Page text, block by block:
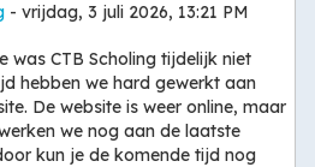
- vrijdag, 3 juli 2026, 13:21 PM
was CTB Scholing tijdelijk niet
hebben we hard gewerkt aan
De website is weer online, maar
we nog aan de laatste
kun je de komende tijd nog